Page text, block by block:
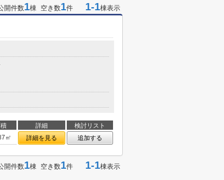
開件数1棟 空き数1件 1-1棟表示
詳細
検討リスト
㎡ 詳細を見る 追加する
開件数1棟 空き数1件 1-1棟表示